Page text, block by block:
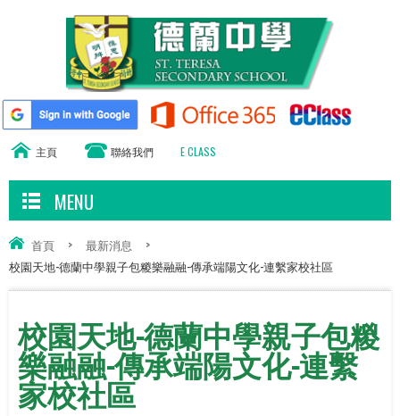
主頁 聯絡我們 E CLASS
MENU
首頁 > 最新消息
>
校園天地-德蘭中學親子包糉樂融融-傳承端陽文化-連繫家校社區
校園天地-德蘭中學親子包糉
樂融融-傳承端陽文化-連繫
家校社區